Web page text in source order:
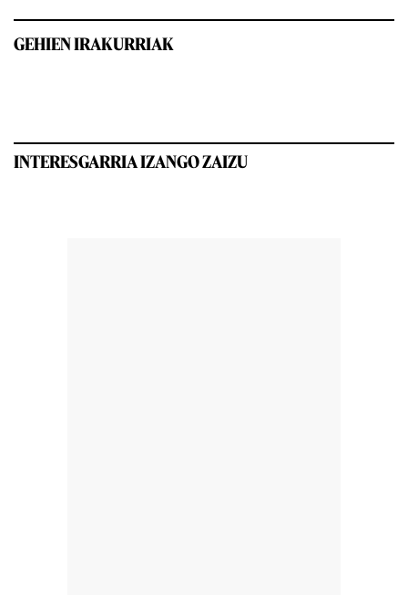
GEHIEN IRAKURRIAK
INTERESGARRIA IZANGO ZAIZU